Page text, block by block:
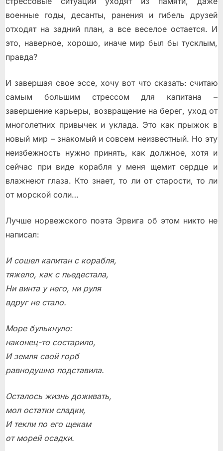
военные годы, десанты, ранения и гибель друзей
отходят на задний план, а все веселое остается. И
это, наверное, хорошо, иначе мир был бы тусклым,
правда?
И завершая свое эссе, хочу вот что сказать: считаю
самым большим стрессом для капитана –
завершение карьеры, возвращение на берег, уход от
многолетних привычек и уклада. Это как прыжок в
новый мир – знакомый и совсем неизвестный. Но эту
неизбежность нужно принять, как должное, хотя и
сейчас при виде корабля у меня щемит сердце и
влажнеют глаза. Кто знает, то ли от старости, то ли
от морской соли…
Лучше норвежского поэта Эрвига об этом никто не
написал:
И сошел капитан с корабля,
тяжело, как с пьедестала,
Ни винта у него, ни руля
вдруг не стало.
Море булькнуло:
наконец-то состарило,
И земля свой горб
равнодушно подставила.
Осталось жизнь доживать,
мол остатки сладки,
И текли по его щекам
от морей осадки.